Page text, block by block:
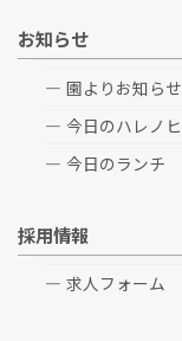
お知らせ
園よりお知らせ
今日のハレノヒ
今日のランチ
採用情報
求人フォーム